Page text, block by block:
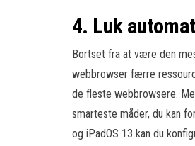
4. Luk
Bortset fra at være den
webbrowser færre
de fleste webbrowsere.
smarteste måder, du kan
og iPadOS 13 kan du